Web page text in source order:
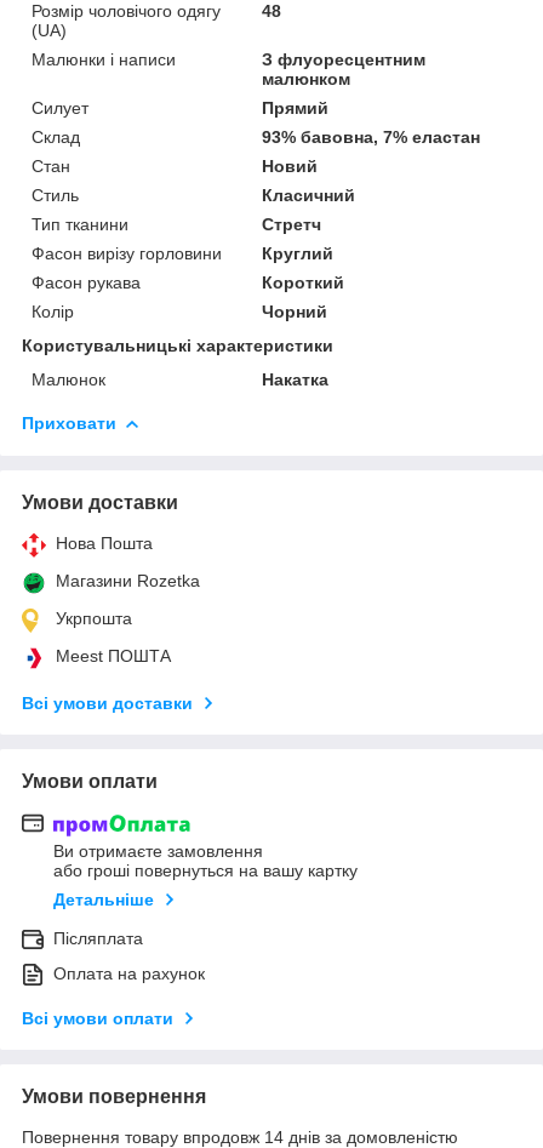
Розмір чоловічого одягу
(UA)
48
Малюнки і написи
З флуоресцентним
малюнком
Силует
Прямий
Склад
93% бавовна, 7% еластан
Стан
Новий
Стиль
Класичний
Тип тканини
Стретч
Фасон вирізу горловини
Круглий
Фасон рукава
Короткий
Колір
Чорний
Користувальницькі характеристики
Малюнок
Накатка
Приховати
Умови доставки
Нова Пошта
Магазини Rozetka
Укрпошта
Meest ПОШТА
Всі умови доставки
Умови оплати
Ви отримаєте замовлення
або гроші повернуться на вашу картку
Детальніше
Післяплата
Оплата на рахунок
Всі умови оплати
Умови повернення
Повернення товару впродовж 14 днів за домовленістю